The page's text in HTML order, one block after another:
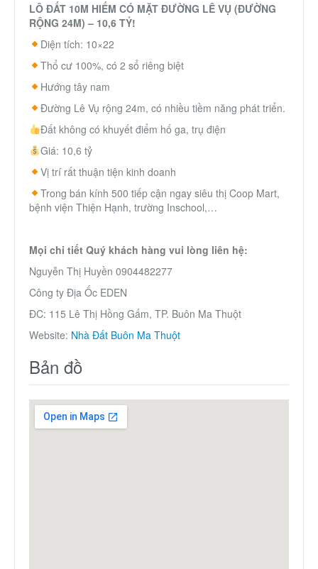
LÔ ĐẤT 10M HIẾM CÓ MẶT ĐƯỜNG LÊ VỤ (ĐƯỜNG
RỘNG 24M) – 10,6 TỶ!
Diện tích: 10×22
Thổ cư 100%, có 2 sổ riêng biệt
Hướng tây nam
Đường Lê Vụ rộng 24m, có nhiều tiềm năng phát triển.
Đất không có khuyết điểm hố ga, trụ điện
Giá: 10,6 tỷ
Vị trí rất thuận tiện kinh doanh
Trong bán kính 500 tiếp cận ngay siêu thị Coop Mart,
bệnh viện Thiện Hạnh, trường Inschool,…
Mọi chi tiết Quý khách hàng vui lòng liên hệ:
Nguyễn Thị Huyền 0904482277
Công ty Địa Ốc EDEN
ĐC: 115 Lê Thị Hồng Gấm, TP. Buôn Ma Thuột
Website: Nhà Đất Buôn Ma Thuột
Bản đồ